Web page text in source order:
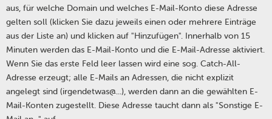
aus, für welche Domain und welches E-Mail-Konto diese Adresse
gelten soll (klicken Sie dazu jeweils einen oder mehrere Einträge
aus der Liste an) und klicken auf "Hinzufügen". Innerhalb von 15
Minuten werden das E-Mail-Konto und die E-Mail-Adresse aktiviert.
Wenn Sie das erste Feld leer lassen wird eine sog. Catch-All-
Adresse erzeugt; alle E-Mails an Adressen, die nicht explizit
angelegt sind (irgendetwas@...), werden dann an die gewählten E-
Mail-Konten zugestellt. Diese Adresse taucht dann als "Sonstige E-